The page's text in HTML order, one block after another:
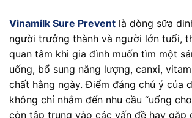
Vinamilk Sure Prevent là dòng sữa
người trưởng thành và người lớn tuổi,
quan tâm khi gia đình muốn tìm một
uống, bổ sung năng lượng, canxi,
chất hằng ngày. Điểm đáng chú ý của
không chỉ nhắm đến nhu cầu “uống
còn tập trung vào các vấn đề hay gặp